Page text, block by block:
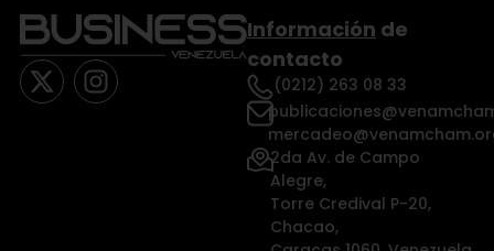
Información de
contacto
(0212) 263 08 33
2da Av. de Campo
Alegre,
Torre Credival P-20,
Chacao,